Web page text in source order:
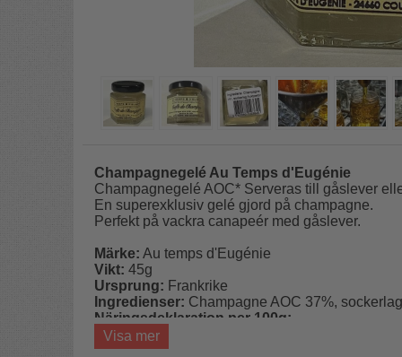
Champagnegelé Au Temps d'Eugénie
Champagnegelé AOC* Serveras till gåslever
En superexklusiv gelé gjord på champagne.
Perfekt på vackra canapeér med gåslever.
Märke: Au temps d'Eugénie
Vikt:45g
Ursprung: Frankrike
Ingredienser: Champagne AOC 37%,
Näringsdeklaration per 100g:
Förvaring:
Visa mer